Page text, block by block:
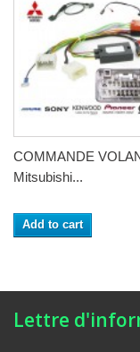
COMMANDE
Mitsubishi...
Add to cart
Lettre